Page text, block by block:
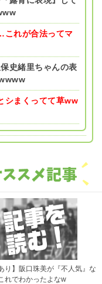
これが合法ってマ
史緒里ちゃんの表
シまくってて草ww
り】阪口珠美が『不人気』な
れでわかったよなw